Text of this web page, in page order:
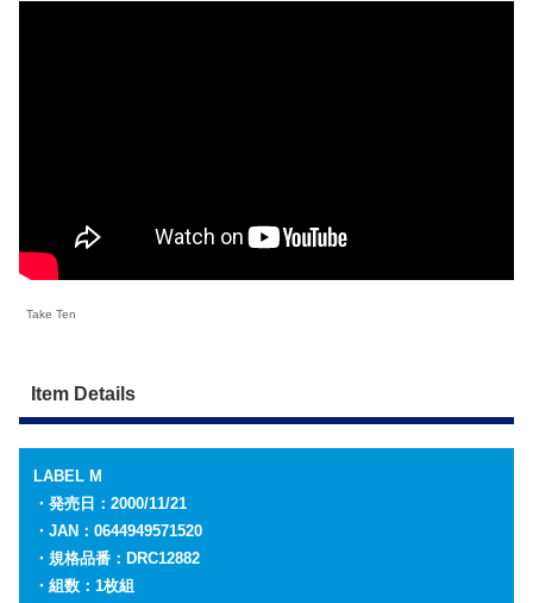
Take Ten
Item Details
LABEL M
・発売日：2000/11/21
・JAN：0644949571520
・規格品番：DRC12882
・組数：1枚組